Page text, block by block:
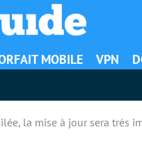
MOBILE VPN
la mise à jour sera très